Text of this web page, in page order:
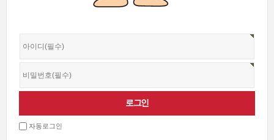
자동로그인